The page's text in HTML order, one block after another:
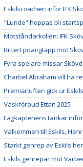
Eskilscoachen inför IFK
"Lunde" hoppas bli
Motståndarkollen: IFK
Bittert poängtapp mot
Fyra spelare missar
Charbel Abraham vill ha
Premiärluften gick ur Eskils
Väskförbud Ettan 2025
Lagkaptenens tankar
Välkommen till Eskils,
Starkt genrep av Eskils
Eskils genrepar mot